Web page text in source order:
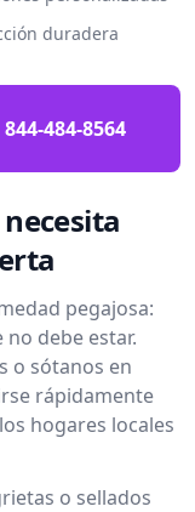
duradera
844-484-8564
pegajosa:
debe estar.
o sótanos en
rápidamente
hogares locales
o sellados